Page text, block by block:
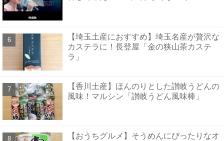
【埼玉土産におすすめ】埼玉名産が贅沢な
カステラに！長登屋「金の狭山茶カステ
ラ」
【香川土産】ほんのりとした讃岐うどんの
風味！マルシン「讃岐うどん風味棒」
【おうちグルメ】そうめんにぴったりなオ